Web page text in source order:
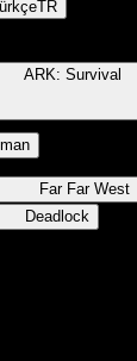
TR
ARK: Survival
Far Far West
Deadlock